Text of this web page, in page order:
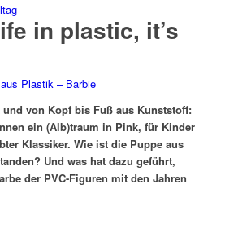
in plastic, it’s
von Kopf bis Fuß aus Kunststoff:
ein (Alb)traum in Pink, für Kinder
Klassiker. Wie ist die Puppe aus
Und was hat dazu geführt,
der PVC-Figuren mit den Jahren